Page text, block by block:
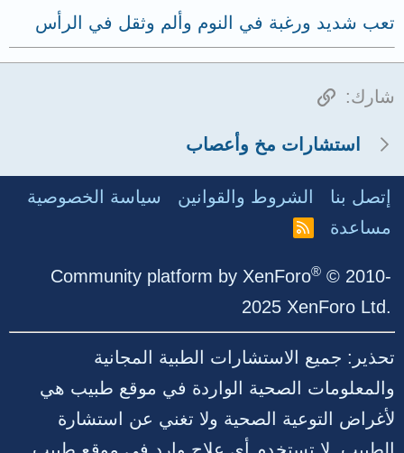
تعب شديد ورغبة في النوم وألم وثقل في الرأس
شارك: الرابط
استشارات مخ وأعصاب
إتصل بنا الشروط والقوانين
سياسة الخصوصية
مساعدة
R
Community platform by XenForo® © 2010-
2025 XenForo Ltd.
تحذير: جميع الاستشارات الطبية المجانية
والمعلومات الصحية الواردة في موقع طبيب هي
لأغراض التوعية الصحية ولا تغني عن استشارة